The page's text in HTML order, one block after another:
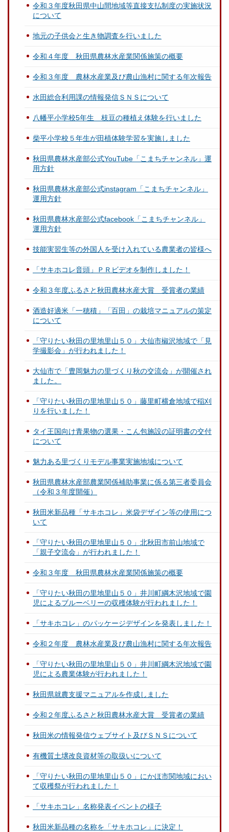
令和３年度秋田県中山間地域等直接支払制度の実施状況
について
地元の子供会と生き物調査を行いました
令和４年度 秋田県農林水産業関係施策の概要
令和３年度 農林水産業及び農山漁村に関する年次報告
水田総合利用課の情報発信ＳＮＳについて
八幡平小学校5年生 枝豆の種植え体験を行いました
柴平小学校５年生が田植体験学習を実施しました
秋田県農林水産部公式YouTube「こまちチャンネル」運
用方針
秋田県農林水産部公式instagram「こまちチャンネル」
運用方針
秋田県農林水産部公式facebook「こまちチャンネル」
運用方針
技能実習生等の外国人を受け入れている農業者の皆様へ
「サキホコレ音頭」ＰＲビデオを制作しました！
令和３年度ふるさと秋田農林水産大賞 受賞者の業績
酒造好適米「一穂積」「百田」の栽培マニュアルの策定
について
「守りたい秋田の里地里山５０」大仙市椒沢地域で「見
学撮影会」が行われました！
大仙市で「豊岡魅力の里づくり秋の交流会」が開催され
ました。
「守りたい秋田の里地里山５０」藤里町横倉地域で稲刈
りを行いました！
タイ王国向け青果物の選果・こん包施設の証明書の交付
について
魅力ある里づくりモデル事業実施地域について
秋田県農林水産部農業関係補助事業に係る第三者委員会
（令和３年度開催）
秋田米新品種「サキホコレ」米袋デザイン等の使用につ
いて
「守りたい秋田の里地里山５０」北秋田市前山地域で
「親子交流会」が行われました！
令和３年度 秋田県農林水産業関係施策の概要
「守りたい秋田の里地里山５０」井川町綱木沢地域で園
児によるブルーベリーの収穫体験が行われました！
「サキホコレ」のパッケージデザインを発表しました！
令和２年度 農林水産業及び農山漁村に関する年次報告
「守りたい秋田の里地里山５０」井川町綱木沢地域で園
児による農業体験が行われました！
秋田県就農支援マニュアルを作成しました
令和２年度ふるさと秋田農林水産大賞 受賞者の業績
秋田米の情報発信ウェブサイト及びＳＮＳについて
有機質土壌改良資材等の取扱いについて
「守りたい秋田の里地里山５０」にかほ市関地域におい
て収穫祭が行われました！
「サキホコレ」名称発表イベントの様子
秋田米新品種の名称を「サキホコレ」に決定！